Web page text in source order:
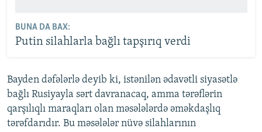
BUNA DA BAX:
Putin silahlarla bağlı tapşırıq verdi
Bayden dəfələrlə deyib ki, istənilən ədavətli siyasətlə
bağlı Rusiyayla sərt davranacaq, amma tərəflərin
qarşılıqlı maraqları olan məsələlərdə əməkdaşlıq
tərəfdarıdır. Bu məsələlər nüvə silahlarının